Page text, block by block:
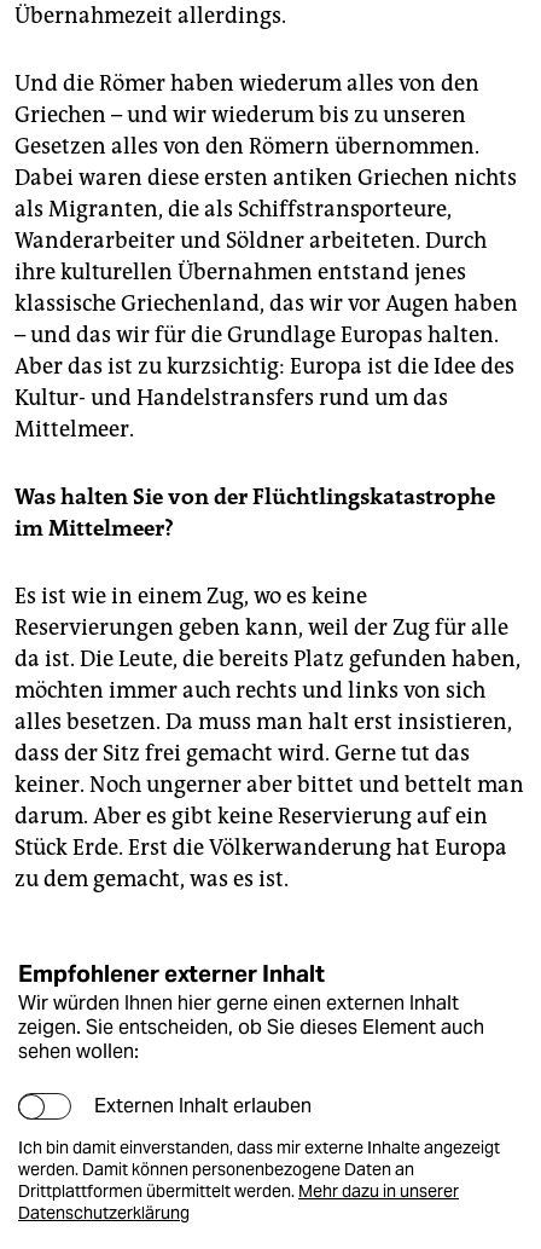
Übernahmezeit allerdings.
Und die Römer haben wiederum alles von den
Griechen – und wir wiederum bis zu unseren
Gesetzen alles von den Römern übernommen.
Dabei waren diese ersten antiken Griechen nichts
als Migranten, die als Schiffstransporteure,
Wanderarbeiter und Söldner arbeiteten. Durch
ihre kulturellen Übernahmen entstand jenes
klassische Griechenland, das wir vor Augen haben
– und das wir für die Grundlage Europas halten.
Aber das ist zu kurzsichtig: Europa ist die Idee des
Kultur- und Handelstransfers rund um das
Mittelmeer.
Was halten Sie von der Flüchtlingskatastrophe
im Mittelmeer?
Es ist wie in einem Zug, wo es keine
Reservierungen geben kann, weil der Zug für alle
da ist. Die Leute, die bereits Platz gefunden haben,
möchten immer auch rechts und links von sich
alles besetzen. Da muss man halt erst insistieren,
dass der Sitz frei gemacht wird. Gerne tut das
keiner. Noch ungerner aber bittet und bettelt man
darum. Aber es gibt keine Reservierung auf ein
Stück Erde. Erst die Völkerwanderung hat Europa
zu dem gemacht, was es ist.
Empfohlener externer Inhalt
Wir würden Ihnen hier gerne einen externen Inhalt
zeigen. Sie entscheiden, ob Sie dieses Element auch
sehen wollen:
Externen Inhalt erlauben
Ich bin damit einverstanden, dass mir externe Inhalte angezeigt
werden. Damit können personenbezogene Daten an
Drittplattformen übermittelt werden. Mehr dazu in unserer
Datenschutzerklärung